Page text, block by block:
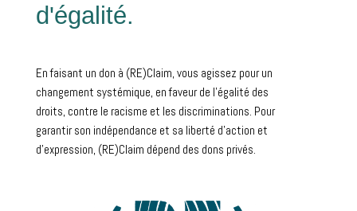
d'égalité.
En faisant un don à (RE)Claim, vous agissez pour un
changement systémique, en faveur de l’égalité des
droits, contre le racisme et les discriminations. Pour
garantir son indépendance et sa liberté d'action et
d'expression, (RE)Claim dépend des dons privés.